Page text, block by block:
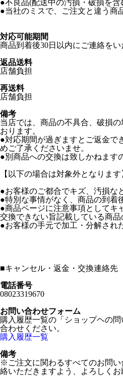
●不良品(配送中の汚損・破損を含
●当社のミスで、ご注文と違う商
対応可能期間
商品到着後30日以内にご連絡を
返品送料
店舗負担
再送料
店舗負担
備考
当店では、商品の不具合、破損
おります。
●対応期間が過ぎますとご返金で
めご了承くださいませ。
●別商品への交換は致しかねます
【以下の場合は対象外となります
●お客様のご都合でキズ、汚損な
●特別な事情がなく、商品の到着
●商品ページに注意事項としてキ
交換できない旨記載している商品
●お客様の手元で加工・分解され
■キャンセル・返金・交換連絡先
電話番号
08023319670
お問い合わせフォーム
購入履歴一覧の「ショップヘの
合わせください。
購入履歴一覧
備考
※ご注文に関わるすべてのお問
絡いただきますよう、よろしくお